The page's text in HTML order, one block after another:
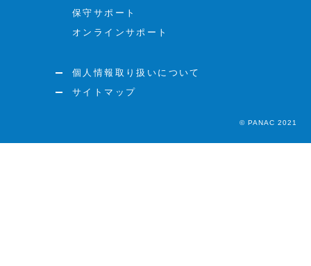
保守サポート
オンラインサポート
個人情報取り扱いについて
サイトマップ
© PANAC 2021